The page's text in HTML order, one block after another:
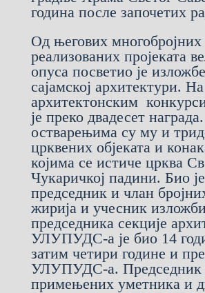
година после започетих
Од његових многобројних
реализованих пројеката
опуса посветио је
сајамској архитектури. На
архитектонским
је преко двадесет
остварењима су му и
црквених објеката и
којима се истиче црква
Чукаричкој падини. Био је
председник и члан
жирија и учесник
председника секције
УЛУПУДС-а је био 14
затим четири године и
УЛУПУДС-а. Председник
примењених уметника и